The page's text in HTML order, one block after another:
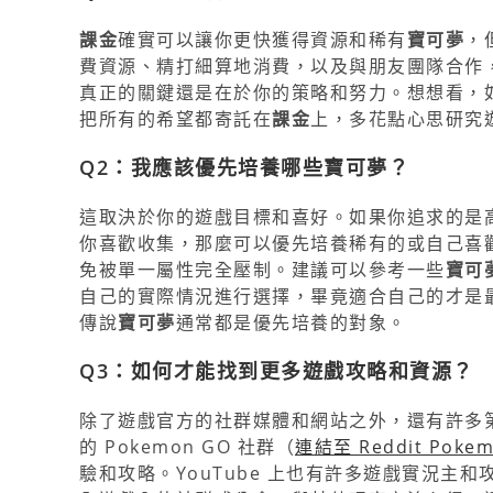
課金確實可以讓你更快獲得資源和稀有寶可夢
費資源、精打細算地消費，以及與朋友團隊合作
真正的關鍵還是在於你的策略和努力。想想看，
把所有的希望都寄託在課金上，多花點心思研究
Q2：我應該優先培養哪些寶可夢 ？
這取決於你的遊戲目標和喜好。如果你追求的
你喜歡收集，那麼可以優先培養稀有的或自己喜
免被單一屬性完全壓制。建議可以參考一些寶可
自己的實際情況進行選擇，畢竟適合自己的才
傳說寶可夢通常都是優先培養的對象。
Q3：如何才能找到更多遊戲攻略和資源？
除了遊戲官方的社群媒體和網站之外，還有許
的 Pokemon GO 社群（連結至 Reddit
驗和攻略。YouTube 上也有許多遊戲實況主和